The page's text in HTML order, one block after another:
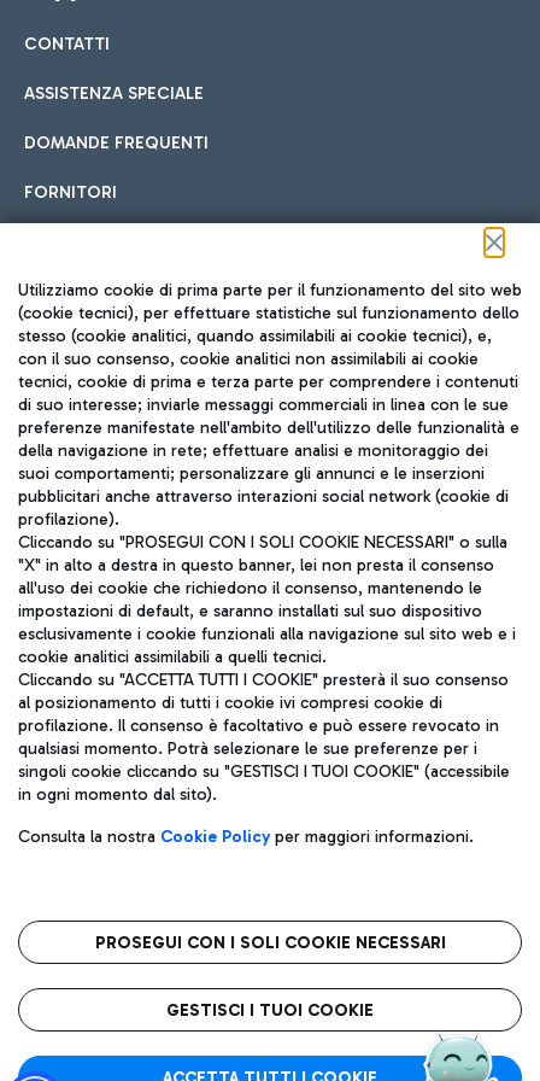
Cucina Internazionale
Fast Food
Pizza
Gelateria
Wine Bar & Sparkling
Hotel in aeroporto
Scegli l'alloggio più adatto e approfitta della vicinanza
all'aeroporto.
Car sharing
Con il Car Sharing è ancora più facile spostarsi
Treno
Raggiungi velocemente l'aeroporto di Fiumicino da Roma
tramite i servizi ferroviari Trenitalia.
Autobus
Scopri le linee di autobus per raggiungere l'aeroporto
Leonardo Da Vinci.
Raggiungi l’aeroporto senza pensieri con il servizio di taxi a
Ristoranti
Scopri la nostra offerta per una pausa gustosa in aeroporto
Mappa Aeroporto Fiumicino
CONTATTI
ASSISTENZA SPECIALE
DOMANDE FREQUENTI
FORNITORI
Seguici sui social
TRAVEL JOURNAL
ITA
Aeroporti di Roma S.p.A. - Società soggetta a direzione e
coordinamento di Mundys S.p.A.
Codice fiscale e Registro delle Imprese di Roma 13032990155 P.
IVA 06572251004
Capitale sociale 62.224.743,00 int. vers.
Sede legale: Via Pier Paolo Racchetti 1 - 00054 Fiumicino (RM)
telefono +39 06 65951
Privacy policy
Note legali
Roma FCO
L'aeroporto stellato
Utilizziamo cookie di prima parte per il funzionamento del sito web
(cookie tecnici), per effettuare statistiche sul funzionamento dello
stesso (cookie analitici, quando assimilabili ai cookie tecnici), e,
con il suo consenso, cookie analitici non assimilabili ai cookie
tecnici, cookie di prima e terza parte per comprendere i contenuti
di suo interesse; inviarle messaggi commerciali in linea con le sue
preferenze manifestate nell'ambito dell'utilizzo delle funzionalità e
della navigazione in rete; effettuare analisi e monitoraggio dei
suoi comportamenti; personalizzare gli annunci e le inserzioni
pubblicitari anche attraverso interazioni social network (cookie di
profilazione).
Cliccando su "PROSEGUI CON I SOLI COOKIE NECESSARI" o sulla
"X" in alto a destra in questo banner, lei non presta il consenso
all'uso dei cookie che richiedono il consenso, mantenendo le
impostazioni di default, e saranno installati sul suo dispositivo
esclusivamente i cookie funzionali alla navigazione sul sito web e i
cookie analitici assimilabili a quelli tecnici.
Cliccando su "ACCETTA TUTTI I COOKIE" presterà il suo consenso
al posizionamento di tutti i cookie ivi compresi cookie di
profilazione. Il consenso è facoltativo e può essere revocato in
qualsiasi momento. Potrà selezionare le sue preferenze per i
singoli cookie cliccando su "GESTISCI I TUOI COOKIE" (accessibile
in ogni momento dal sito).
Consulta la nostra Cookie Policyper maggiori informazioni.
PROSEGUI CON I SOLI COOKIE NECESSARI
GESTISCI I TUOI COOKIE